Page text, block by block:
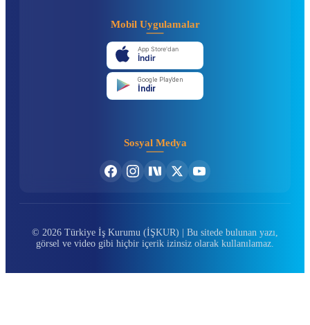
Mobil Uygulamalar
App Store'dan
İndir
Google Play'den
İndir
Sosyal Medya
© 2026 Türkiye İş Kurumu (İŞKUR) | Bu sitede bulunan yazı,
görsel ve video gibi hiçbir içerik izinsiz olarak kullanılamaz.